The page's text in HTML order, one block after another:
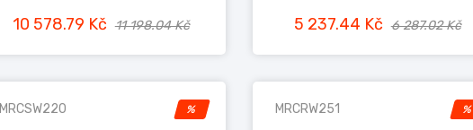
10 578.79 Kč 11 198.04 Kč 5 237.44 Kč 6 287.02 Kč
%
MRCSW220 %
MRCRW251